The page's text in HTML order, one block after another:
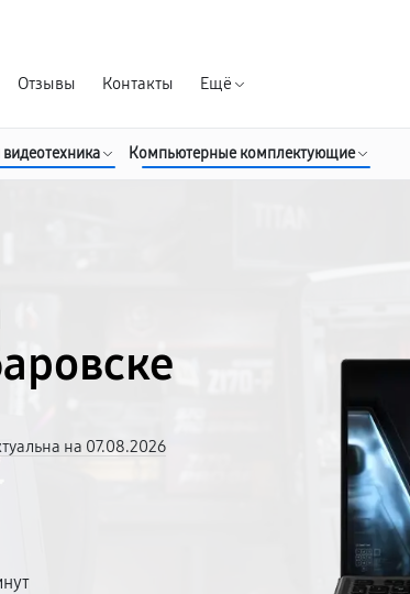
Отзывы Контакты Ещё
Компьютерные комплектующие
на 07.08.2026